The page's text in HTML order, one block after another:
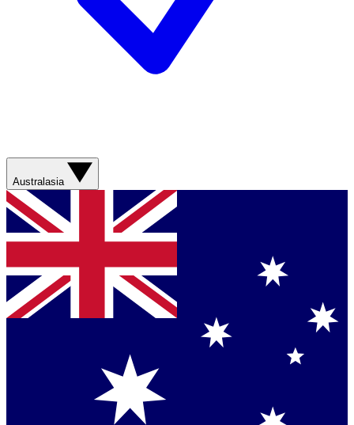
Australasia